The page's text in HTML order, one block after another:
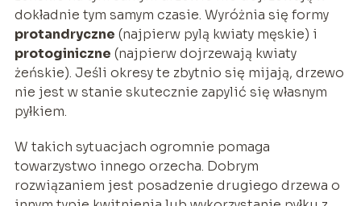
dokładnie tym samym czasie. Wyróżnia się formy
protandryczne (najpierw pylą kwiaty męskie) i
protoginiczne (najpierw dojrzewają kwiaty
żeńskie). Jeśli okresy te zbytnio się mijają, drzewo
nie jest w stanie skutecznie zapylić się własnym
pyłkiem.
W takich sytuacjach ogromnie pomaga
towarzystwo innego orzecha. Dobrym
rozwiązaniem jest posadzenie drugiego drzewa o